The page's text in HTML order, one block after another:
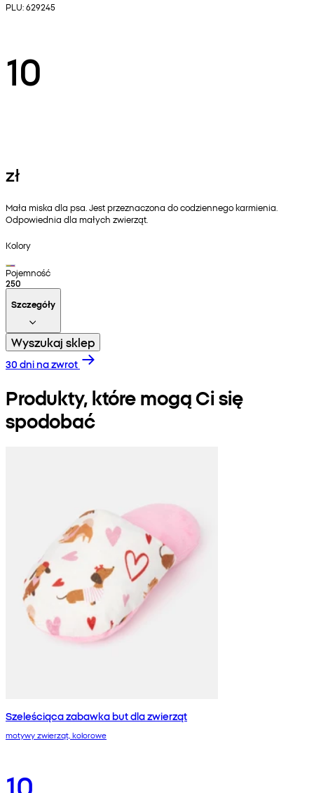
PLU: 629245
10
zł
Mała miska dla psa. Jest przeznaczona do codziennego karmienia.
Odpowiednia dla małych zwierząt.
Kolory
Pojemność
250
Szczegóły
Wyszukaj sklep
30 dni na zwrot
Produkty, które mogą Ci się
spodobać
Szeleściąca zabawka but dla zwierząt
motywy zwierząt, kolorowe
10